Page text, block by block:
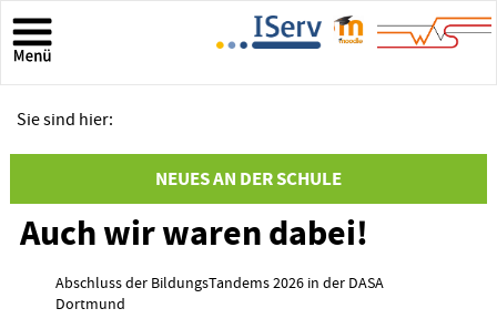
Sie sind hier:
NEUES AN DER SCHULE
Auch wir waren dabei!
Abschluss der BildungsTandems 2026 in der DASA
Dortmund